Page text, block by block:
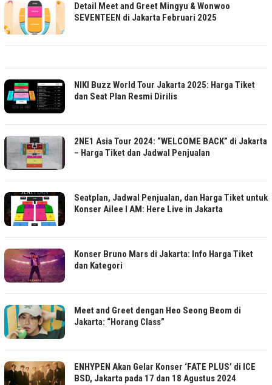
Detail Meet and Greet Mingyu & Wonwoo
SEVENTEEN di Jakarta Februari 2025
NIKI Buzz World Tour Jakarta 2025: Harga Tiket
dan Seat Plan Resmi Dirilis
2NE1 Asia Tour 2024: “WELCOME BACK” di Jakarta
– Harga Tiket dan Jadwal Penjualan
Seatplan, Jadwal Penjualan, dan Harga Tiket untuk
Konser Ailee I AM: Here Live in Jakarta
Konser Bruno Mars di Jakarta: Info Harga Tiket
dan Kategori
Meet and Greet dengan Heo Seong Beom di
Jakarta: “Horang Class”
ENHYPEN Akan Gelar Konser ‘FATE PLUS’ di ICE
BSD, Jakarta pada 17 dan 18 Agustus 2024